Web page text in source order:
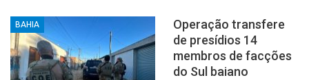
BAHIA
Operação transfere
de presídios 14
membros de facções
do Sul baiano